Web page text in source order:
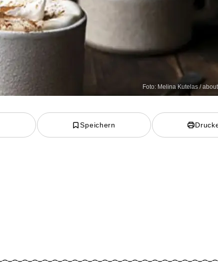
Foto: Melina Kutelas /
Speichern